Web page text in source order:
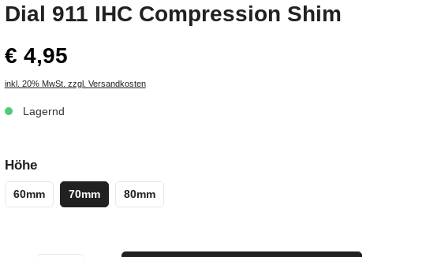
Dial 911 IHC Compression Shim
€ 4,95
inkl. 20% MwSt. zzgl. Versandkosten
Lagernd
Höhe
60mm 70mm 80mm